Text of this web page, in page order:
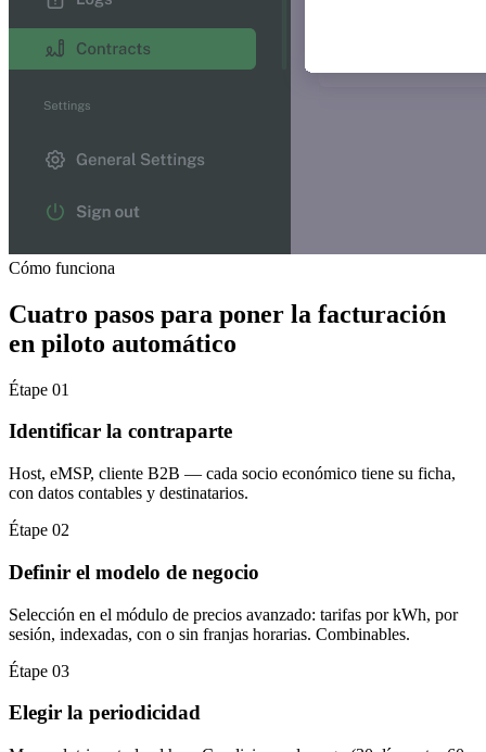
Cómo funciona
Cuatro pasos para poner la facturación
en piloto automático
Étape 01
Identificar la contraparte
Host, eMSP, cliente B2B — cada socio económico tiene su ficha,
con datos contables y destinatarios.
Étape 02
Definir el modelo de negocio
Selección en el módulo de precios avanzado: tarifas por kWh, por
sesión, indexadas, con o sin franjas horarias. Combinables.
Étape 03
Elegir la periodicidad